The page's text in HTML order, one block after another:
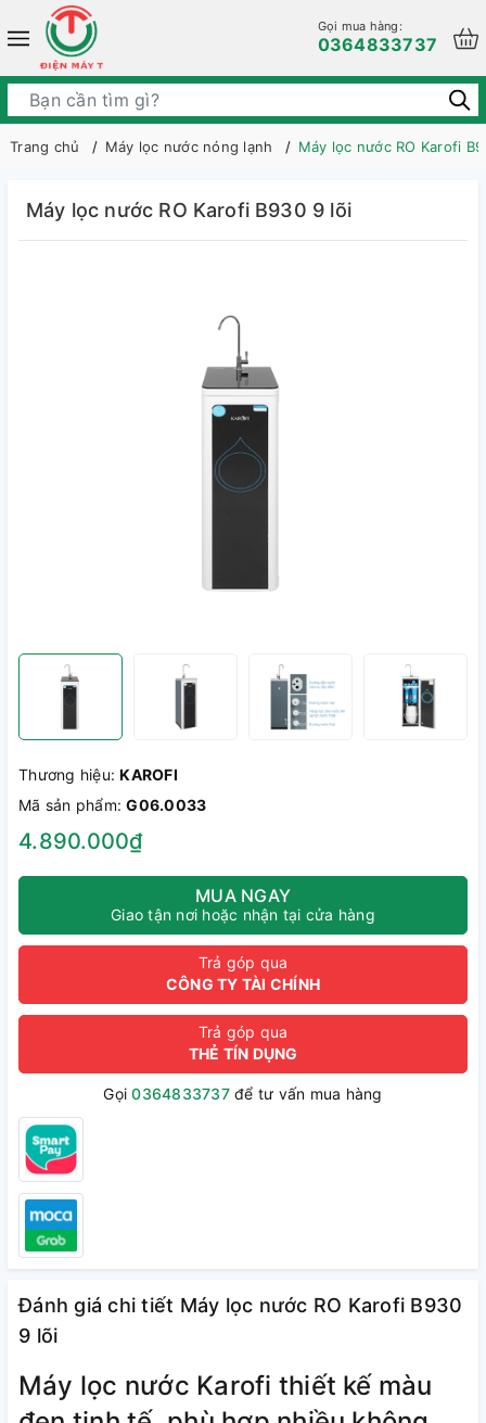
Gọi mua hàng:
0364833737
Trang chủ Máy lọc nước nóng lạnh Máy lọc nước RO Karofi
Máy lọc nước RO Karofi B930 9 lõi
Thương hiệu:KAROFI
Mã sản phẩm:G06.0033
4.890.000₫
MUA NGAY
Giao tận nơi hoặc nhận tại cửa hàng
Trả góp qua
CÔNG TY TÀI CHÍNH
Trả góp qua
THẺ TÍN DỤNG
Gọi0364833737để tư vấn mua hàng
Đánh giá chi tiết Máy lọc nước RO Karofi B930
9 lõi
Máy lọc nước Karofi thiết kế màu